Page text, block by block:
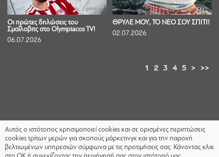
Οι πρώτες δηλώσεις του
Σμαΐλοβιτς στο Olympiacos TV!
06.07.2026
ΘΡΥΛΕ ΜΟΥ, ΤΟ ΝΕΟ ΣΟΥ ΣΠΙΤΙ!
02.07.2026
1 2 3 4 5 > >>
Αυτός ο ιστότοπος χρησιμοποιεί cookies και σε ορισμένες περιπτώσεις
cookies τρίτων μερών για σκοπούς μάρκετινγκ και για την παροχή
βελτιωμένων υπηρεσιών σύμφωνα με τις προτιμήσεις σας. Κάνοντας κλικ